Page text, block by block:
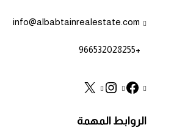
info@albabtainrealestate.com
+966532028255
الروابط المهمة